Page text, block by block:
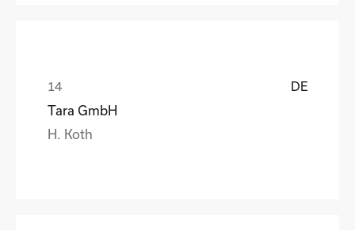
DE
Tara GmbH
H. Koth